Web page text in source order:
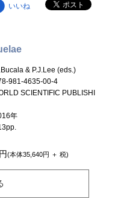
いいね
& P.J.Lee (eds.)
981-4635-00-4
SCIENTIFIC PUBLISHI
年
(本体35,640円 ＋ 税)